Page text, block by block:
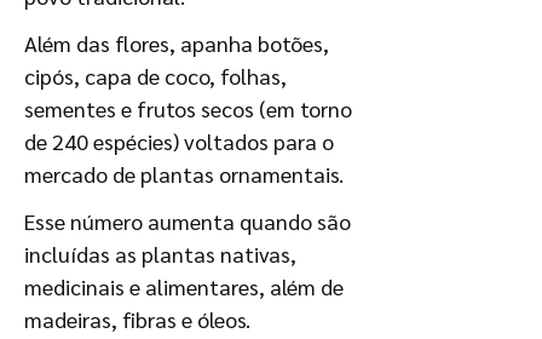
Além das flores, apanha botões,
cipós, capa de coco, folhas,
sementes e frutos secos (em torno
de 240 espécies) voltados para o
mercado de plantas ornamentais.
Esse número aumenta quando são
incluídas as plantas nativas,
medicinais e alimentares, além de
madeiras, fibras e óleos.